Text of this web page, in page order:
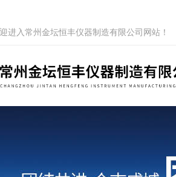
进入常州金坛恒丰仪器制造有限公司网站！